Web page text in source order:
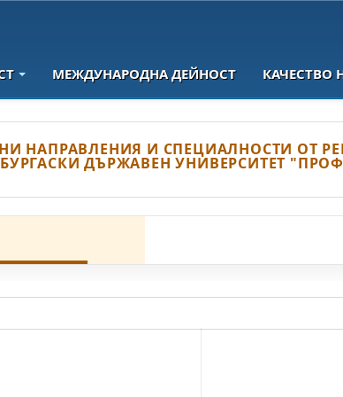
МЕЖДУНАРОДНА ДЕЙНОСТ КАЧЕСТВО
НАПРАВЛЕНИЯ И СПЕЦИАЛНОСТИ ОТ
ДЪРЖАВЕН УНИВЕРСИТЕТ